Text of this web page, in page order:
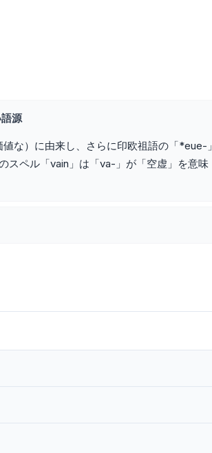
源
な）に由来し、さらに印欧祖語の「*eue-」
スペル「vain」は「va-」が「空虚」を意味